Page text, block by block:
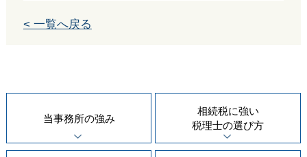
< 一覧へ戻る
当事務所の強み
相続税に強い
税理士の選び方